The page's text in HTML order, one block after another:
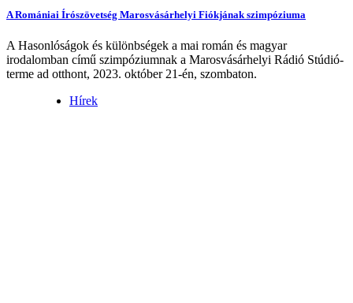
A Romániai Írószövetség Marosvásárhelyi Fiókjának szimpóziuma
A Hasonlóságok és különbségek a mai román és magyar
irodalomban című szimpóziumnak a Marosvásárhelyi Rádió Stúdió-
terme ad otthont, 2023. október 21-én, szombaton.
Hírek